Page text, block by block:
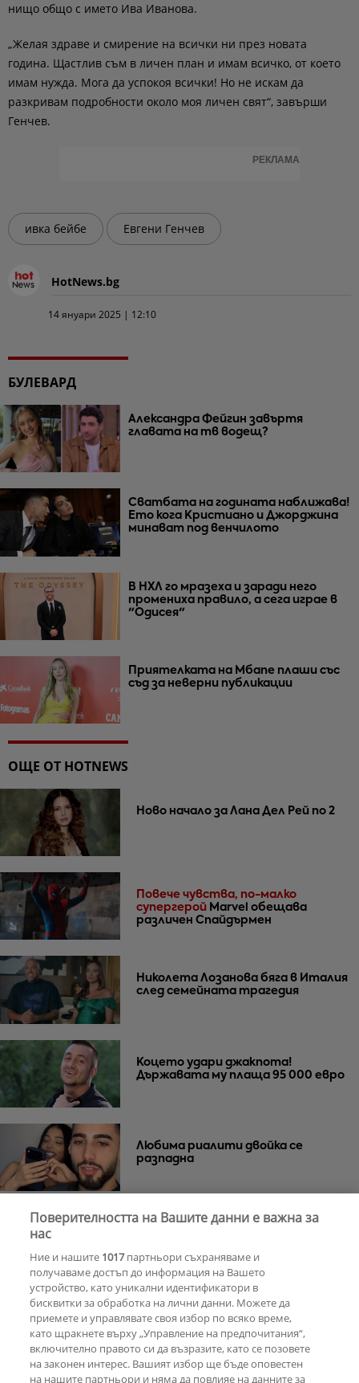
нищо общо с името Ива Иванова.
„Желая здраве и смирение на всички ни през новата
година. Щастлив съм в личен план и имам всичко, от което
имам нужда. Мога да успокоя всички! Но не искам да
разкривам подробности около моя личен свят“, завърши
Генчев.
РЕКЛАМА
ивка бейбе Евгени Генчев
HotNews.bg
14 януари 2025 | 12:10
БУЛЕВАРД
Александра Фейгин завъртя
главата на тв водещ?
Сватбата на годината наближава!
Ето кога Кристиано и Джорджина
минават под венчилото
В НХЛ го мразеха и заради него
промениха правило, а сега играе в
"Одисея"
Приятелката на Мбапе плаши със
съд за неверни публикации
ОЩЕ ОТ HOTNEWS
Ново начало за Лана Дел Рей по 2
Повече чувства, по-малко
супергерой Marvel обещава
различен Спайдърмен
Николета Лозанова бяга в Италия
след семейната трагедия
Коцето удари джакпота!
Държавата му плаща 95 000 евро
Любима риалити двойка се
разпадна
за раздялата с Дара?
РЕКЛАМА
КОМЕНТАРИ
Поверителността на Вашите данни е важна за
нас
Ние и нашите 1017партньори съхраняваме и
получаваме достъп до информация на Вашето
устройство, като уникални идентификатори в
бисквитки за обработка на лични данни. Можете да
приемете и управлявате своя избор по всяко време,
като щракнете върху „Управление на предпочитания“,
включително правото си да възразите, като се позовете
на законен интерес. Вашият избор ще бъде оповестен
на нашите партньори и няма да повлияе на данните за